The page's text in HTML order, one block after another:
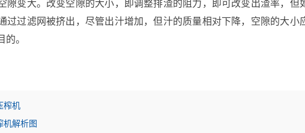
隙变大。改变空隙的大小，即调整排渣的阻力，即可改变出渣率，但
过过滤网被挤出，尽管出汁增加，但汁的质量相对下降，空隙的大小
。
榨机
机解析图